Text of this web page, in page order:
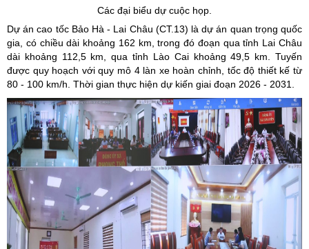
Các đại biểu dự cuộc họp.
Dự án cao tốc Bảo Hà - Lai Châu (CT.13) là dự án quan trọng quốc
gia, có chiều dài khoảng 162 km, trong đó đoạn qua tỉnh Lai Châu
dài khoảng 112,5 km, qua tỉnh Lào Cai khoảng 49,5 km. Tuyến
được quy hoạch với quy mô 4 làn xe hoàn chỉnh, tốc độ thiết kế từ
80 - 100 km/h. Thời gian thực hiện dự kiến giai đoạn 2026 - 2031.